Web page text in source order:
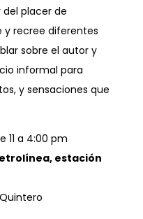
placer de
y recree diferentes
sobre el autor y
informal para
y sensaciones que
11 a 4:00 pm
estación